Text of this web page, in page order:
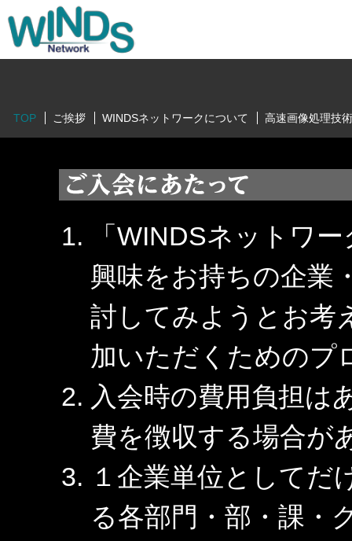
TOP ご挨拶 WINDSネットワークについて 高速画像処理技
「WINDSネットワ
興味をお持ちの企業
討してみようとお考
加いただくためのプ
入会時の費用負担は
費を徴収する場合が
１企業単位としてだ
る各部門・部・課・